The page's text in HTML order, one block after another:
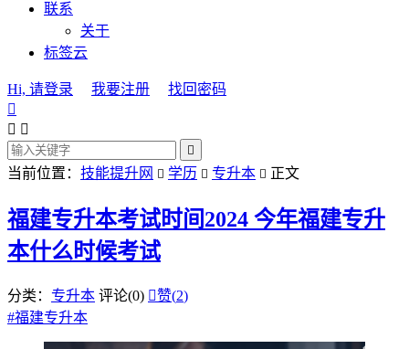
联系
关于
标签云
Hi, 请登录 我要注册
找回密码

 

当前位置： 技能提升网  学历  专升本  正文
福建专升本考试时间2024 今年福建专升
本什么时候考试
分类： 专升本 评论(0) 赞(2)
#福建专升本